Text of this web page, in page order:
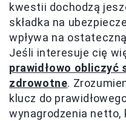
kwestii dochodzą
składka na
wpływa na
Jeśli interesuje cię
prawidłowo obliczyć
zdrowotne.
klucz do
wynagrodzenia netto,